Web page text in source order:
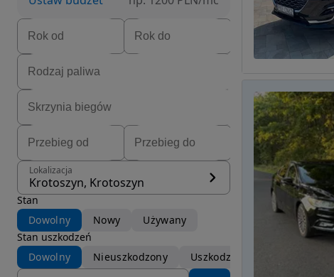
Lokalizacja
Krotoszyn, Krotoszyn
Stan
Dowolny
Nowy
Używany
Stan uszkodzeń
Dowolny
Nieuszkodzony Uszkodzony